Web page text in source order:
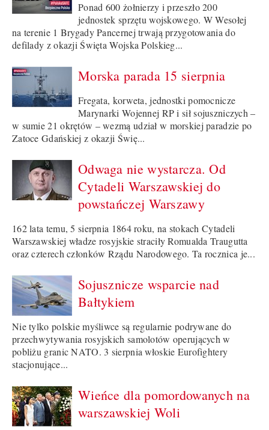
Ponad 600 żołnierzy i przeszło 200
jednostek sprzętu wojskowego. W Wesołej
na terenie 1 Brygady Pancernej trwają przygotowania do
defilady z okazji Święta Wojska Polskieg...
Morska parada 15 sierpnia
Fregata, korweta, jednostki pomocnicze
Marynarki Wojennej RP i sił sojuszniczych –
w sumie 21 okrętów – wezmą udział w morskiej paradzie po
Zatoce Gdańskiej z okazji Świę...
Odwaga nie wystarcza. Od
Cytadeli Warszawskiej do
powstańczej Warszawy
162 lata temu, 5 sierpnia 1864 roku, na stokach Cytadeli
Warszawskiej władze rosyjskie straciły Romualda Traugutta
oraz czterech członków Rządu Narodowego. Ta rocznica je...
Sojusznicze wsparcie nad
Bałtykiem
Nie tylko polskie myśliwce są regularnie podrywane do
przechwytywania rosyjskich samolotów operujących w
pobliżu granic NATO. 3 sierpnia włoskie Eurofightery
stacjonujące...
Wieńce dla pomordowanych na
warszawskiej Woli